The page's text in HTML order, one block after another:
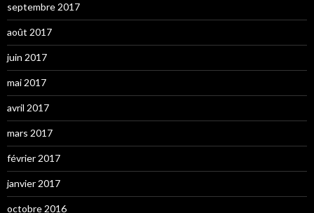
septembre 2017
août 2017
juin 2017
mai 2017
avril 2017
mars 2017
février 2017
janvier 2017
octobre 2016